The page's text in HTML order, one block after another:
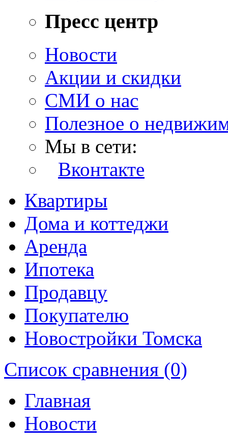
Пресс центр
Новости
Акции и скидки
СМИ о нас
Полезное о
Мы в сети:
Вконтакте
Квартиры
Дома и коттеджи
Аренда
Ипотека
Продавцу
Покупателю
Новостройки Томска
Список сравнения (0)
Главная
Новости